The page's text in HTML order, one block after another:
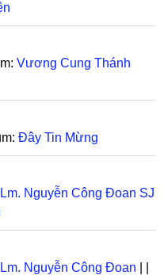
Vương Cung Thánh
Đây Tin Mừng
Nguyễn Công Đoan SJ
Nguyễn Công Đoan